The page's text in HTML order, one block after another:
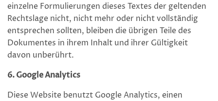
einzelne Formulierungen dieses Textes der geltenden
Rechtslage nicht, nicht mehr oder nicht vollständig
entsprechen sollten, bleiben die übrigen Teile des
Dokumentes in ihrem Inhalt und ihrer Gültigkeit
davon unberührt.
6. Google Analytics
Diese Website benutzt Google Analytics, einen